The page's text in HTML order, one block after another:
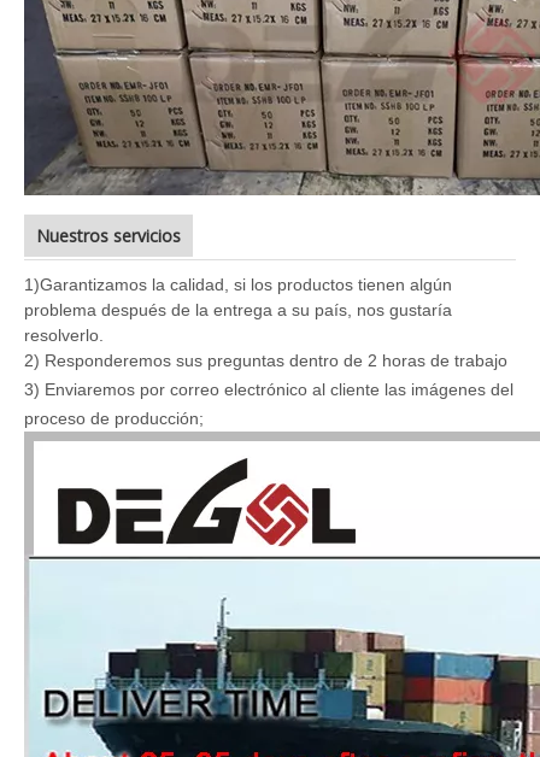
Nuestros servicios
1)Garantizamos la calidad, si los productos tienen algún
problema después de la entrega a su país, nos gustaría
resolverlo.
2) Responderemos sus preguntas dentro de 2 horas de trabajo
3) Enviaremos por correo electrónico al cliente las imágenes del
proceso de producción;